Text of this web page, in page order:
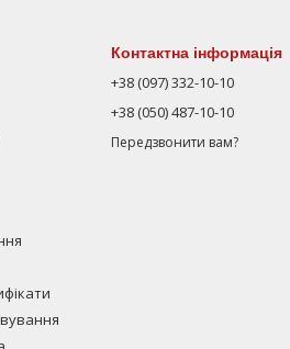
Контактна інформація
+38 (097) 332-10-10
+38 (050) 487-10-10
Передзвонити вам?